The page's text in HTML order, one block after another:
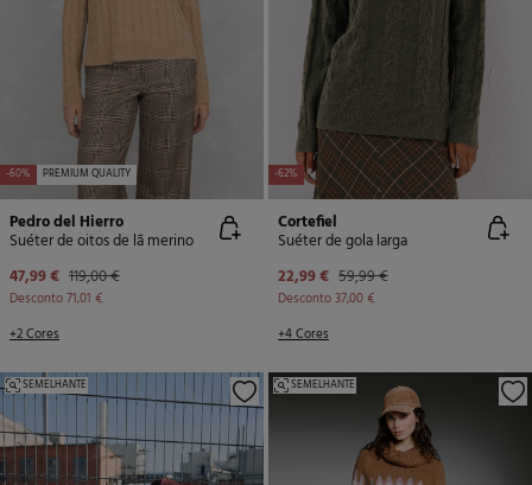
-60% PREMIUM QUALITY
Pedro del Hierro
Suéter de oitos de lã merino
47,99 € 119,00 €
Desconto71,01 €
+2 Cores
-62%
Cortefiel
Suéter de gola larga
22,99 € 59,99 €
Desconto37,00 €
+4 Cores
SEMELHANTE SEMELHANTE